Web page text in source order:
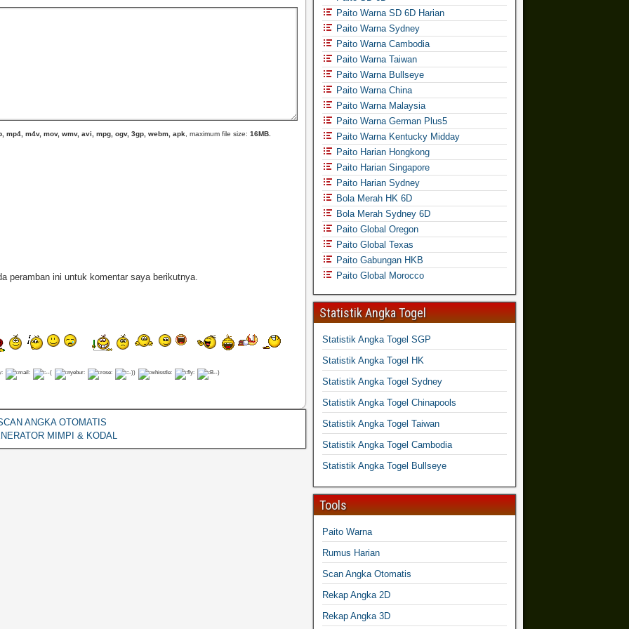
mp4, m4v, mov, wmv, avi, mpg, ogv, 3gp, webm, apk , maximum file size: 16MB.
peramban ini untuk komentar saya berikutnya.
ANGKA OTOMATIS
MIMPI & KODAL
Paito Warna SD 6D Harian
Paito Warna Sydney
Paito Warna Cambodia
Paito Warna Taiwan
Paito Warna Bullseye
Paito Warna China
Paito Warna Malaysia
Paito Warna German Plus5
Paito Warna Kentucky Midday
Paito Harian Hongkong
Paito Harian Singapore
Paito Harian Sydney
Bola Merah HK 6D
Bola Merah Sydney 6D
Paito Global Oregon
Paito Global Texas
Paito Gabungan HKB
Paito Global Morocco
Statistik Angka Togel
Statistik Angka Togel SGP
Statistik Angka Togel HK
Statistik Angka Togel Sydney
Statistik Angka Togel Chinapools
Statistik Angka Togel Taiwan
Statistik Angka Togel Cambodia
Statistik Angka Togel Bullseye
Tools
Paito Warna
Rumus Harian
Scan Angka Otomatis
Rekap Angka 2D
Rekap Angka 3D